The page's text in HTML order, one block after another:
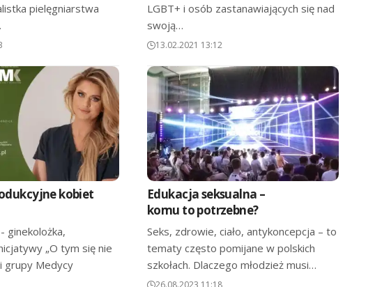
pielęgniarstwa
LGBT+ i osób zastanawiających się nad
swoją…
13.02.2021 13:12
kobiet
ginekolożka,
„O tym się nie
grupy Medycy
Edukacja seksualna –
komu to potrzebne?
Seks, zdrowie, ciało, antykoncepcja – to
tematy często pomijane w polskich
szkołach. Dlaczego młodzież musi…
26.08.2023 11:18